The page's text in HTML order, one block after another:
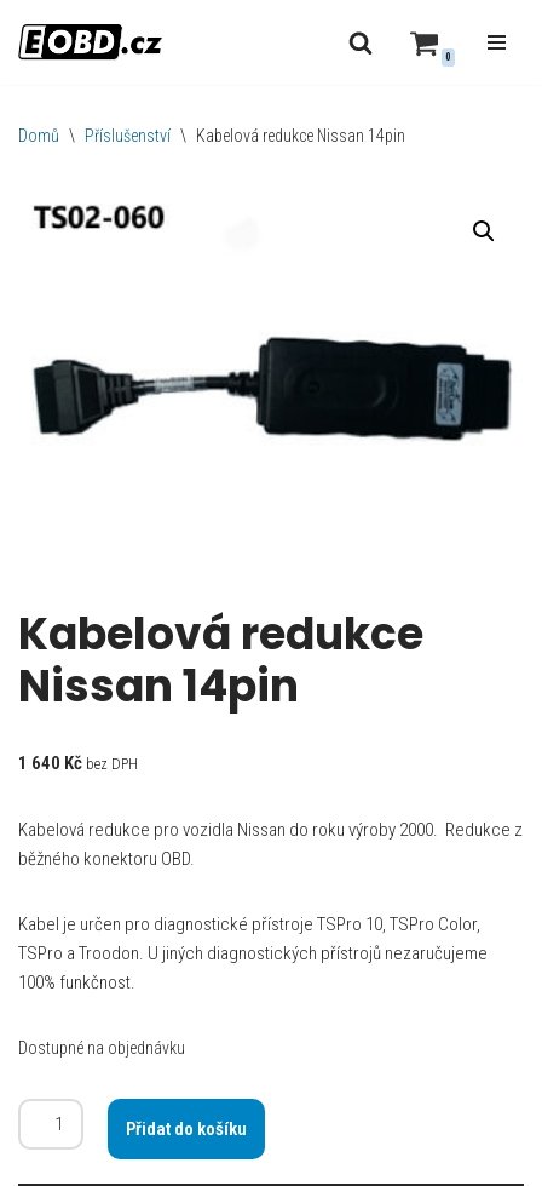
Přeskočit
obsah
0
Domů \ Příslušenství \ Kabelová redukce Nissan 14pin
Kabelová redukce
Nissan 14pin
1 640 Kč bez DPH
Kabelová redukce pro vozidla Nissan do roku výroby 2000. Redukce z
běžného konektoru OBD.
Kabel je určen pro diagnostické přístroje TSPro 10, TSPro Color,
TSPro a Troodon. U jiných diagnostických přístrojů nezaručujeme
100% funkčnost.
Dostupné na objednávku
Přidat do košíku